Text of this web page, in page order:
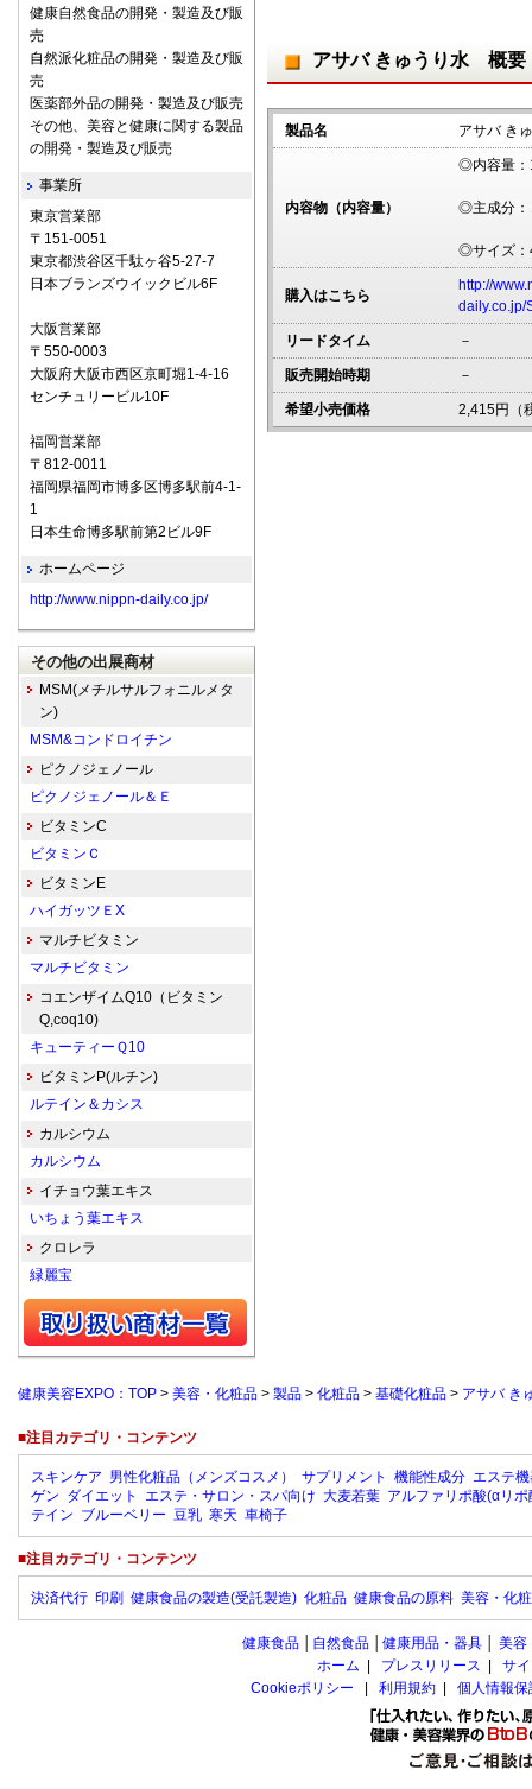
アサバ きゅうり水 概要
製品名 アサバ き
内容物（内容量）
◎内容量：
◎主成分：
◎サイズ：
購入はこちら
http://
daily.co.jp/
リードタイム －
販売開始時期 －
希望小売価格 2,415円（
健康自然食品の開発・製造及び販
売
自然派化粧品の開発・製造及び販
売
医薬部外品の開発・製造及び販売
その他、美容と健康に関する製品
の開発・製造及び販売
事業所
東京営業部
〒151-0051
東京都渋谷区千駄ヶ谷5-27-7
日本ブランズウイックビル6F
大阪営業部
〒550-0003
大阪府大阪市西区京町堀1-4-16
センチュリービル10F
福岡営業部
〒812-0011
福岡県福岡市博多区博多駅前4-1-
1
日本生命博多駅前第2ビル9F
ホームページ
http://www.nippn-daily.co.jp/
その他の出展商材
MSM(メチルサルフォニルメタ
ン)
MSM&コンドロイチン
ピクノジェノール
ピクノジェノール＆Ｅ
ビタミンC
ビタミンＣ
ビタミンE
ハイガッツＥX
マルチビタミン
マルチビタミン
コエンザイムQ10（ビタミン
Q,coq10)
キューティーＱ10
ビタミンP(ルチン)
ルテイン＆カシス
カルシウム
カルシウム
イチョウ葉エキス
いちょう葉エキス
クロレラ
緑麗宝
健康美容EXPO：TOP > 美容・化粧品 > 製品 > 化粧品 > 基礎化粧品 > アサバ き
■注目カテゴリ・コンテンツ
スキンケア 男性化粧品（メンズコスメ） サプリメント 機能性成分 エステ
ゲン ダイエット エステ・サロン・スパ向け 大麦若葉 アルファリポ酸(αリポ
テイン ブルーベリー 豆乳 寒天 車椅子
■注目カテゴリ・コンテンツ
決済代行 印刷 健康食品の製造(受託製造) 化粧品 健康食品の原料 美容・化
健康食品 自然食品 健康用品・器具 美容
ホーム
プレスリリース
サ
Cookieポリシー
利用規約 個人情報